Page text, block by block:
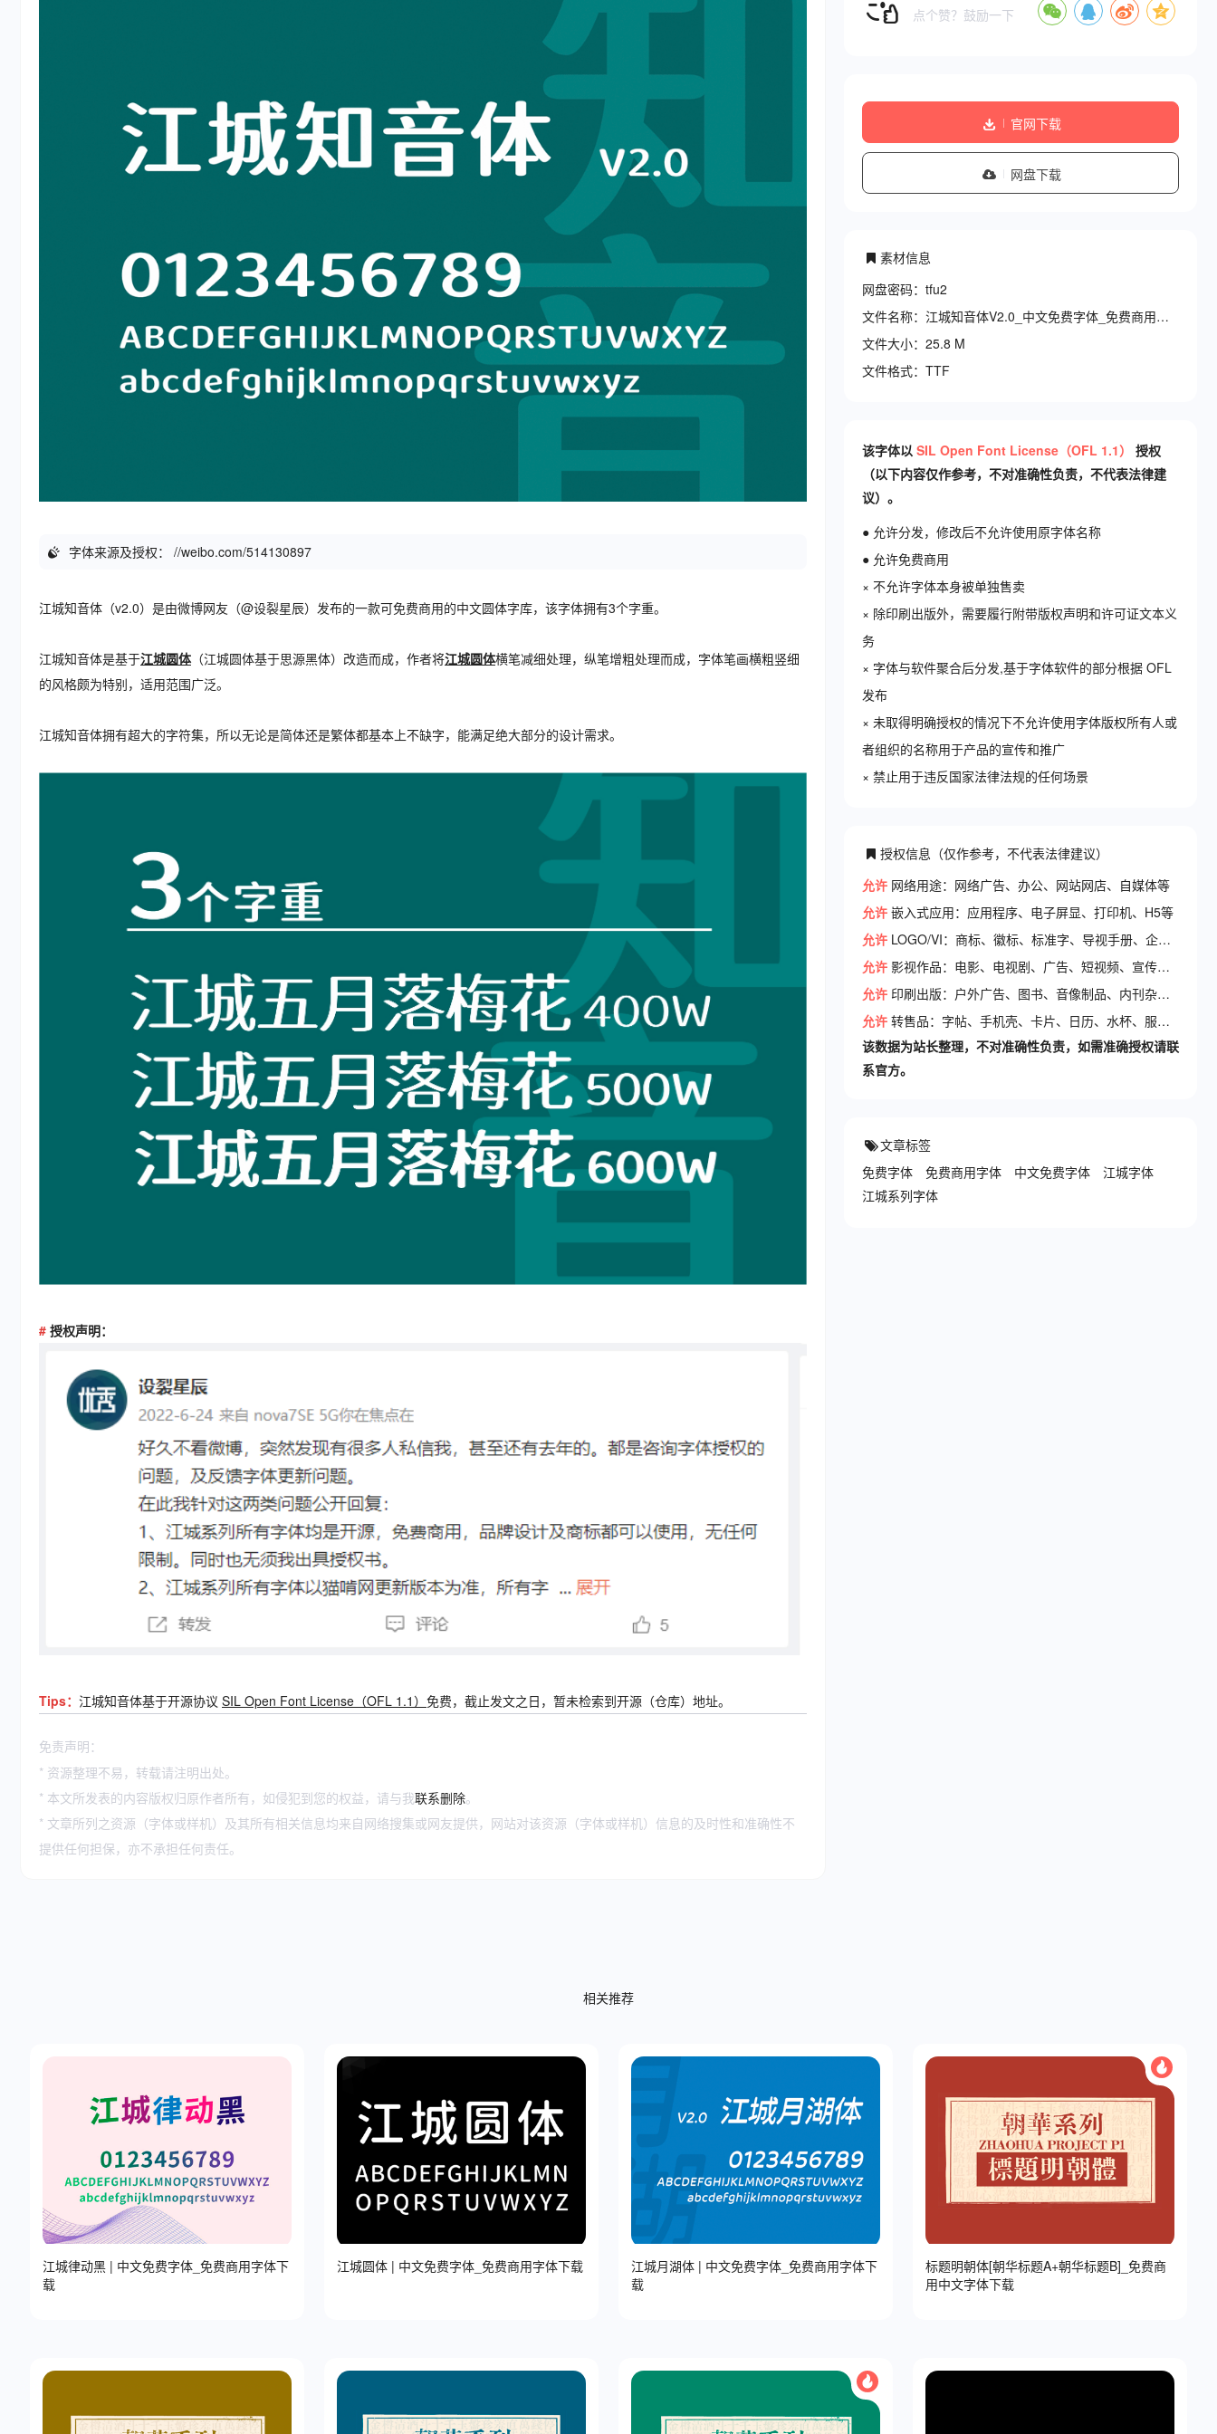
字体来源及授权： //weibo.com/514130897
江城知音体（v2.0）是由微博网友（@设裂星辰）发布的一款可免费商用的中文圆体字库，该字体拥有3个字重。
江城知音体是基于江城圆体（江城圆体基于思源黑体）改造而成，作者将江城圆体横笔减细处理，纵笔增粗处理而成，字体笔画横粗竖细
的风格颇为特别，适用范围广泛。
江城知音体拥有超大的字符集，所以无论是简体还是繁体都基本上不缺字，能满足绝大部分的设计需求。
# 授权声明：
Tips： 江城知音体基于开源协议 SIL Open Font License（OFL 1.1） 免费，截止发文之日，暂未检索到开源（仓库）地址。
免责声明：
* 资源整理不易，转载请注明出处。
* 本文所发表的内容版权归原作者所有，如侵犯到您的权益，请与我联系删除。
* 文章所列之资源（字体或样机）及其所有相关信息均来自网络搜集或网友提供，网站对该资源（字体或样机）信息的及时性和准确性不
提供任何担保，亦不承担任何责任。
点个赞？鼓励一下
官网下载
网盘下载
素材信息
网盘密码：tfu2
文件名称：江城知音体V2.0_中文免费字体_免费商用字体下载
文件大小：25.8 M
文件格式：TTF
该字体以 SIL Open Font License（OFL 1.1）
授权
（以下内容仅作参考，不对准确性负责，不代表法律建
议）。
● 允许分发，修改后不允许使用原字体名称
● 允许免费商用
× 不允许字体本身被单独售卖
× 除印刷出版外，需要履行附带版权声明和许可证文本义
务
× 字体与软件聚合后分发,基于字体软件的部分根据 OFL
发布
× 未取得明确授权的情况下不允许使用字体版权所有人或
者组织的名称用于产品的宣传和推广
× 禁止用于违反国家法律法规的任何场景
授权信息（仅作参考，不代表法律建议）
允许 网络用途：网络广告、办公、网站网店、自媒体等
允许 嵌入式应用：应用程序、电子屏显、打印机、H5等
允许 LOGO/VI：商标、徽标、标准字、导视手册、企业手册等
允许 影视作品：电影、电视剧、广告、短视频、宣传片等
允许 印刷出版：户外广告、图书、音像制品、内刊杂志、报纸
允许 转售品：字帖、手机壳、卡片、日历、水杯、服装等
该数据为站长整理，不对准确性负责，如需准确授权请联
系官方。
文章标签
免费字体
免费商用字体 中文免费字体
江城字体
江城系列字体
相关推荐
江城律动黑 | 中文免费字体_免费商用字体下
载
江城圆体 | 中文免费字体_免费商用字体下载
江城月湖体 | 中文免费字体_免费商用字体下
载
标题明朝体[朝华标题A+朝华标题B]_免费商
用中文字体下载